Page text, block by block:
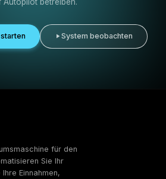
Content-Ideen, Posts, Anzeigen
von null anzufangen.
Setup
Kampagnen-Workflows schneller von
kommen.